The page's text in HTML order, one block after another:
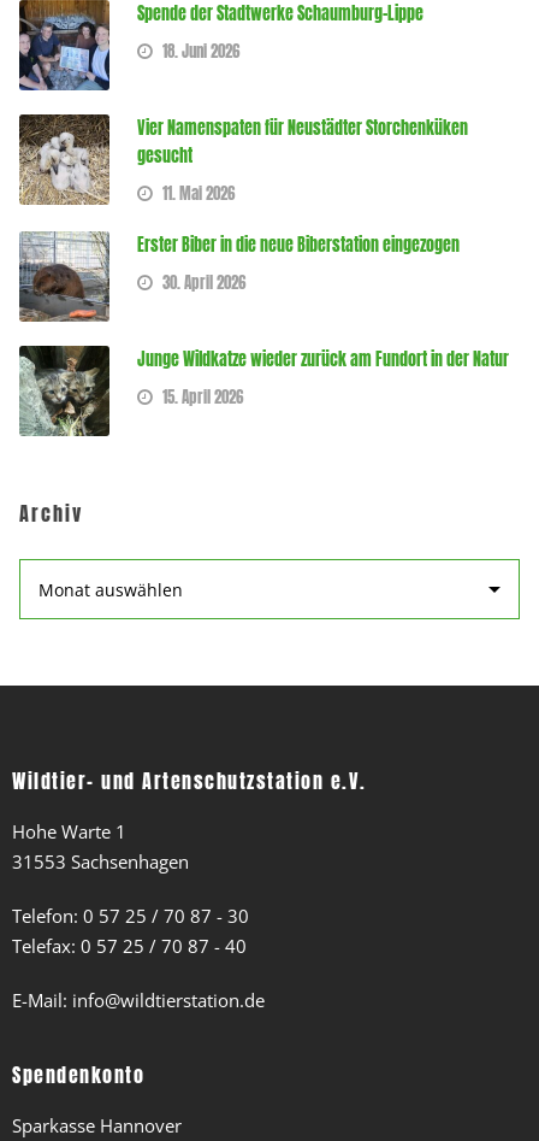
Spende der Stadtwerke Schaumburg-Lippe
18. Juni 2026
Vier Namenspaten für Neustädter Storchenküken
gesucht
11. Mai 2026
Erster Biber in die neue Biberstation eingezogen
30. April 2026
Junge Wildkatze wieder zurück am Fundort in der Natur
15. April 2026
Archiv
Wildtier- und Artenschutzstation e.V.
Hohe Warte 1
31553 Sachsenhagen
Telefon: 0 57 25 / 70 87 - 30
Telefax: 0 57 25 / 70 87 - 40
E-Mail: info@wildtierstation.de
Spendenkonto
Sparkasse Hannover